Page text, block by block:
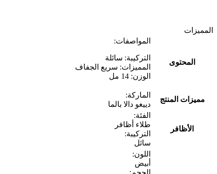
المميزات
المحتوى
المواصفات:
التركيبة: سائلة
المميزات: سريع الجفاف
الوزن: 14 مل
مميزات المنتج
الماركة:
دييغو دالا بالما
الأظافر
الفئة:
طلاء أظافر
التركيبة:
سائل
اللون:
أبيض
الحجم: